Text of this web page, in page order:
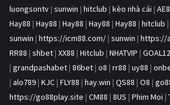
luongsontv | sunwin | hitclub | kèo nhà cái |
Hay88 | Hay88 | Hay88 | Hay88 | Hay88 | hitclub |
sunwin | https://icm88.com/ | sunwin | https://
RR88 | shbet | XX88 | Hitclub | NHATVIP |
| grandpashabet | 86bet | o8 | rr88 | uy88 |
| alo789 | KJC | FLY88 | hay.win | QS88 | O8 |
https://go88play.site | CM88 | 8US | Phim Moi |